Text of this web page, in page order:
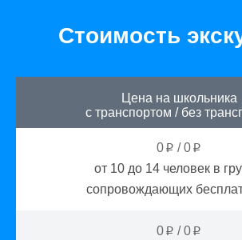
Стоимость
Цена на школьника
с транспортом / без
0 p /0 p
от 10 до 14 человек в
сопровождающих
0 p /0 p